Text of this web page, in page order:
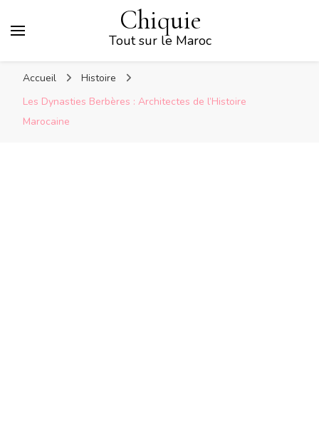
Chiquie
Tout sur le Maroc
Accueil
Histoire
Les Dynasties Berbères : Architectes de l’Histoire
Marocaine